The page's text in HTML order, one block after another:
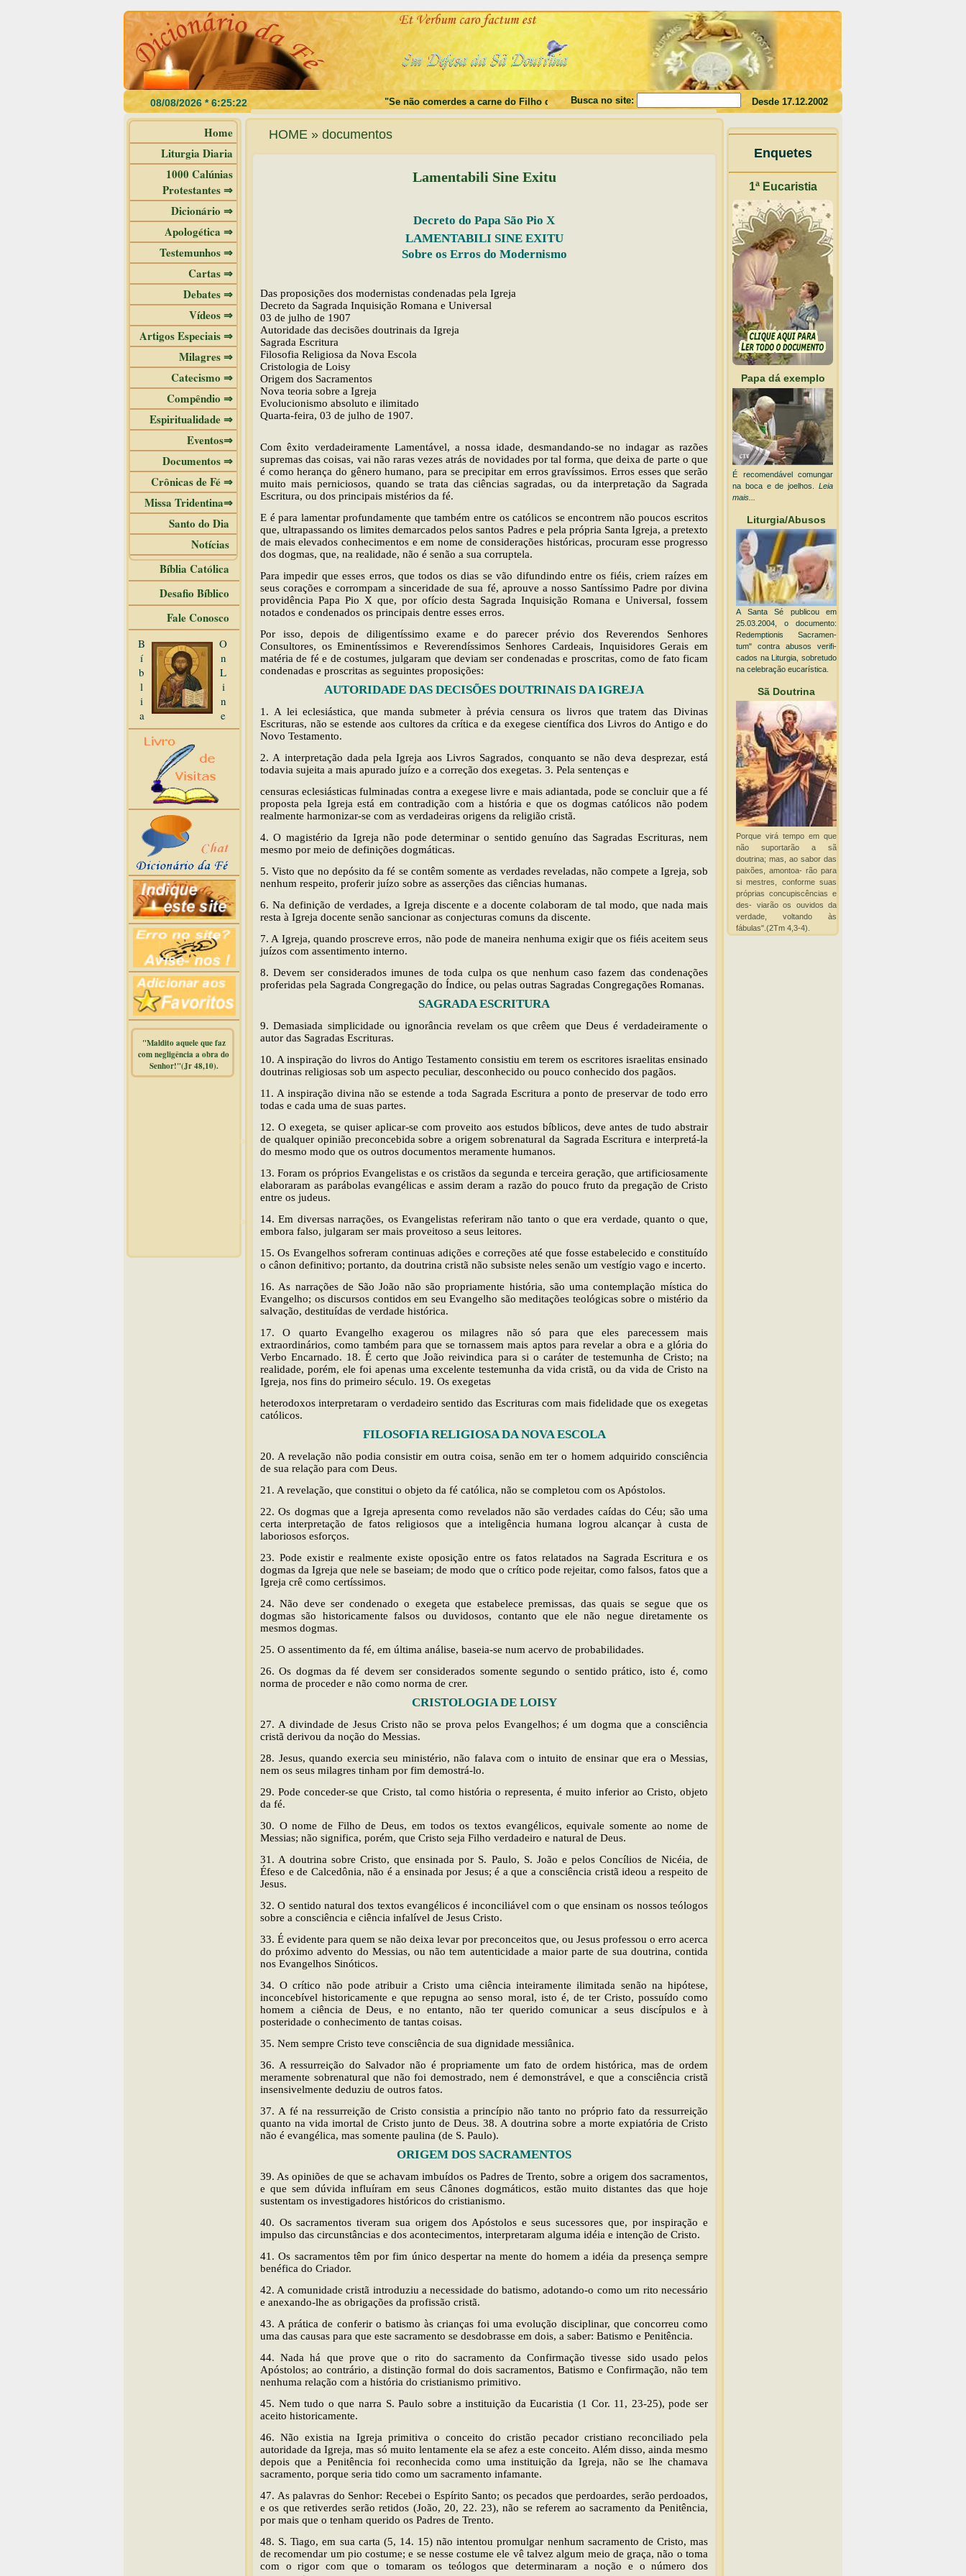
"Se não comerdes a carne do Filho do Homem, e não beberdes o seu sangue, não tereis a vida em vós"(Jo 6,53)
Busca no site: Desde 17.12.2002
Home
Liturgia Diaria
1000 Calúnias
Protestantes ⇒
Dicionário ⇒
Apologética ⇒
Testemunhos ⇒
Cartas ⇒
Debates ⇒
Vídeos ⇒
Artigos Especiais ⇒
Milagres ⇒
Catecismo ⇒
Compêndio ⇒
Espiritualidade ⇒
Eventos⇒
Documentos ⇒
Crônicas de Fé ⇒
Missa Tridentina⇒
Santo do Dia
Notícias
Bíblia Católica
Desafio Bíblico
Fale Conosco
B
í
b
l
i
a
O
n
L
i
n
e
"Maldito aquele que faz
com negligência a obra do
Senhor!"(Jr 48,10).
/home/dicionar/public_html/online.php
/home/dicionar/public_html/online.php
HOME » documentos
Lamentabili Sine Exitu
Decreto do Papa São Pio X
LAMENTABILI SINE EXITU
Sobre os Erros do Modernismo
Das proposições dos modernistas condenadas pela Igreja
Decreto da Sagrada Inquisição Romana e Universal
03 de julho de 1907
Autoridade das decisões doutrinais da Igreja
Sagrada Escritura
Filosofia Religiosa da Nova Escola
Cristologia de Loisy
Origem dos Sacramentos
Nova teoria sobre a Igreja
Evolucionismo absoluto e ilimitado
Quarta-feira, 03 de julho de 1907.
Com êxito verdadeiramente Lamentável, a nossa idade, desmandando-se no indagar as razões
supremas das coisas, vai não raras vezes atrás de novidades por tal forma, que deixa de parte o que
é como herança do gênero humano, para se precipitar em erros gravíssimos. Erros esses que serão
muito mais perniciosos, quando se trata das ciências sagradas, ou da interpretação da Sagrada
Escritura, ou dos principais mistérios da fé.
E é para lamentar profundamente que também entre os católicos se encontrem não poucos escritos
que, ultrapassando os limites demarcados pelos santos Padres e pela própria Santa Igreja, a pretexto
de mais elevados conhecimentos e em nome de considerações históricas, procuram esse progresso
dos dogmas, que, na realidade, não é senão a sua corruptela.
Para impedir que esses erros, que todos os dias se vão difundindo entre os fiéis, criem raízes em
seus corações e corrompam a sinceridade de sua fé, aprouve a nosso Santíssimo Padre por divina
providência Papa Pio X que, por ofício desta Sagrada Inquisição Romana e Universal, fossem
notados e condenados os principais dentre esses erros.
Por isso, depois de diligentíssimo exame e do parecer prévio dos Reverendos Senhores
Consultores, os Eminentíssimos e Reverendíssimos Senhores Cardeais, Inquisidores Gerais em
matéria de fé e de costumes, julgaram que deviam ser condenadas e proscritas, como de fato ficam
condenadas e proscritas as seguintes proposições:
AUTORIDADE DAS DECISÕES DOUTRINAIS DA IGREJA
1. A lei eclesiástica, que manda submeter à prévia censura os livros que tratem das Divinas
Escrituras, não se estende aos cultores da crítica e da exegese científica dos Livros do Antigo e do
Novo Testamento.
2. A interpretação dada pela Igreja aos Livros Sagrados, conquanto se não deva desprezar, está
todavia sujeita a mais apurado juízo e a correção dos exegetas. 3. Pela sentenças e
censuras eclesiásticas fulminadas contra a exegese livre e mais adiantada, pode se concluir que a fé
proposta pela Igreja está em contradição com a história e que os dogmas católicos não podem
realmente harmonizar-se com as verdadeiras origens da religião cristã.
4. O magistério da Igreja não pode determinar o sentido genuíno das Sagradas Escrituras, nem
mesmo por meio de definições dogmáticas.
5. Visto que no depósito da fé se contêm somente as verdades reveladas, não compete a Igreja, sob
nenhum respeito, proferir juízo sobre as asserções das ciências humanas.
6. Na definição de verdades, a Igreja discente e a docente colaboram de tal modo, que nada mais
resta à Igreja docente senão sancionar as conjecturas comuns da discente.
7. A Igreja, quando proscreve erros, não pode de maneira nenhuma exigir que os fiéis aceitem seus
juízos com assentimento interno.
8. Devem ser considerados imunes de toda culpa os que nenhum caso fazem das condenações
proferidas pela Sagrada Congregação do Índice, ou pelas outras Sagradas Congregações Romanas.
SAGRADA ESCRITURA
9. Demasiada simplicidade ou ignorância revelam os que crêem que Deus é verdadeiramente o
autor das Sagradas Escrituras.
10. A inspiração do livros do Antigo Testamento consistiu em terem os escritores israelitas ensinado
doutrinas religiosas sob um aspecto peculiar, desconhecido ou pouco conhecido dos pagãos.
11. A inspiração divina não se estende a toda Sagrada Escritura a ponto de preservar de todo erro
todas e cada uma de suas partes.
12. O exegeta, se quiser aplicar-se com proveito aos estudos bíblicos, deve antes de tudo abstrair
de qualquer opinião preconcebida sobre a origem sobrenatural da Sagrada Escritura e interpretá-la
do mesmo modo que os outros documentos meramente humanos.
13. Foram os próprios Evangelistas e os cristãos da segunda e terceira geração, que artificiosamente
elaboraram as parábolas evangélicas e assim deram a razão do pouco fruto da pregação de Cristo
entre os judeus.
14. Em diversas narrações, os Evangelistas referiram não tanto o que era verdade, quanto o que,
embora falso, julgaram ser mais proveitoso a seus leitores.
15. Os Evangelhos sofreram continuas adições e correções até que fosse estabelecido e constituído
o cânon definitivo; portanto, da doutrina cristã não subsiste neles senão um vestígio vago e incerto.
16. As narrações de São João não são propriamente história, são uma contemplação mística do
Evangelho; os discursos contidos em seu Evangelho são meditações teológicas sobre o mistério da
salvação, destituídas de verdade histórica.
17. O quarto Evangelho exagerou os milagres não só para que eles parecessem mais
extraordinários, como também para que se tornassem mais aptos para revelar a obra e a glória do
Verbo Encarnado. 18. É certo que João reivindica para si o caráter de testemunha de Cristo; na
realidade, porém, ele foi apenas uma excelente testemunha da vida cristã, ou da vida de Cristo na
Igreja, nos fins do primeiro século. 19. Os exegetas
heterodoxos interpretaram o verdadeiro sentido das Escrituras com mais fidelidade que os exegetas
católicos.
FILOSOFIA RELIGIOSA DA NOVA ESCOLA
20. A revelação não podia consistir em outra coisa, senão em ter o homem adquirido consciência
de sua relação para com Deus.
21. A revelação, que constitui o objeto da fé católica, não se completou com os Apóstolos.
22. Os dogmas que a Igreja apresenta como revelados não são verdades caídas do Céu; são uma
certa interpretação de fatos religiosos que a inteligência humana logrou alcançar à custa de
laboriosos esforços.
23. Pode existir e realmente existe oposição entre os fatos relatados na Sagrada Escritura e os
dogmas da Igreja que nele se baseiam; de modo que o crítico pode rejeitar, como falsos, fatos que a
Igreja crê como certíssimos.
24. Não deve ser condenado o exegeta que estabelece premissas, das quais se segue que os
dogmas são historicamente falsos ou duvidosos, contanto que ele não negue diretamente os
mesmos dogmas.
25. O assentimento da fé, em última análise, baseia-se num acervo de probabilidades.
26. Os dogmas da fé devem ser considerados somente segundo o sentido prático, isto é, como
norma de proceder e não como norma de crer.
CRISTOLOGIA DE LOISY
27. A divindade de Jesus Cristo não se prova pelos Evangelhos; é um dogma que a consciência
cristã derivou da noção do Messias.
28. Jesus, quando exercia seu ministério, não falava com o intuito de ensinar que era o Messias,
nem os seus milagres tinham por fim demostrá-lo.
29. Pode conceder-se que Cristo, tal como história o representa, é muito inferior ao Cristo, objeto
da fé.
30. O nome de Filho de Deus, em todos os textos evangélicos, equivale somente ao nome de
Messias; não significa, porém, que Cristo seja Filho verdadeiro e natural de Deus.
31. A doutrina sobre Cristo, que ensinada por S. Paulo, S. João e pelos Concílios de Nicéia, de
Éfeso e de Calcedônia, não é a ensinada por Jesus; é a que a consciência cristã ideou a respeito de
Jesus.
32. O sentido natural dos textos evangélicos é inconciliável com o que ensinam os nossos teólogos
sobre a consciência e ciência infalível de Jesus Cristo.
33. É evidente para quem se não deixa levar por preconceitos que, ou Jesus professou o erro acerca
do próximo advento do Messias, ou não tem autenticidade a maior parte de sua doutrina, contida
nos Evangelhos Sinóticos.
34. O crítico não pode atribuir a Cristo uma ciência inteiramente ilimitada senão na hipótese,
inconcebível historicamente e que repugna ao senso moral, isto é, de ter Cristo, possuído como
homem a ciência de Deus, e no entanto, não ter querido comunicar a seus discípulos e à
posteridade o conhecimento de tantas coisas.
35. Nem sempre Cristo teve consciência de sua dignidade messiânica.
36. A ressurreição do Salvador não é propriamente um fato de ordem histórica, mas de ordem
meramente sobrenatural que não foi demostrado, nem é demonstrável, e que a consciência cristã
insensivelmente deduziu de outros fatos.
37. A fé na ressurreição de Cristo consistia a princípio não tanto no próprio fato da ressurreição
quanto na vida imortal de Cristo junto de Deus. 38. A doutrina sobre a morte expiatória de Cristo
não é evangélica, mas somente paulina (de S. Paulo).
ORIGEM DOS SACRAMENTOS
39. As opiniões de que se achavam imbuídos os Padres de Trento, sobre a origem dos sacramentos,
e que sem dúvida influíram em seus Cânones dogmáticos, estão muito distantes das que hoje
sustentam os investigadores históricos do cristianismo.
40. Os sacramentos tiveram sua origem dos Apóstolos e seus sucessores que, por inspiração e
impulso das circunstâncias e dos acontecimentos, interpretaram alguma idéia e intenção de Cristo.
41. Os sacramentos têm por fim único despertar na mente do homem a idéia da presença sempre
benéfica do Criador.
42. A comunidade cristã introduziu a necessidade do batismo, adotando-o como um rito necessário
e anexando-lhe as obrigações da profissão cristã.
43. A prática de conferir o batismo às crianças foi uma evolução disciplinar, que concorreu como
uma das causas para que este sacramento se desdobrasse em dois, a saber: Batismo e Penitência.
44. Nada há que prove que o rito do sacramento da Confirmação tivesse sido usado pelos
Apóstolos; ao contrário, a distinção formal do dois sacramentos, Batismo e Confirmação, não tem
nenhuma relação com a história do cristianismo primitivo.
45. Nem tudo o que narra S. Paulo sobre a instituição da Eucaristia (1 Cor. 11, 23-25), pode ser
aceito historicamente.
46. Não existia na Igreja primitiva o conceito do cristão pecador cristiano reconciliado pela
autoridade da Igreja, mas só muito lentamente ela se afez a este conceito. Além disso, ainda mesmo
depois que a Penitência foi reconhecida como uma instituição da Igreja, não se lhe chamava
sacramento, porque seria tido como um sacramento infamante.
47. As palavras do Senhor: Recebei o Espírito Santo; os pecados que perdoardes, serão perdoados,
e os que retiverdes serão retidos (João, 20, 22. 23), não se referem ao sacramento da Penitência,
por mais que o tenham querido os Padres de Trento.
48. S. Tiago, em sua carta (5, 14. 15) não intentou promulgar nenhum sacramento de Cristo, mas
de recomendar um pio costume; e se nesse costume ele vê talvez algum meio de graça, não o toma
com o rigor com que o tomaram os teólogos que determinaram a noção e o número dos
Enquetes
1ª Eucaristia
Papa dá exemplo
É recomendável comungar
na boca e de joelhos. Leia
mais...
Liturgia/Abusos
A Santa Sé publicou em
25.03.2004, o documento:
Redemptionis Sacramen-
tum" contra abusos verifi-
cados na Liturgia, sobretudo
na celebração eucarística.
Sã Doutrina
Porque virá tempo em que
não suportarão a sã
doutrina; mas, ao sabor das
paixões, amontoa- rão para
si mestres, conforme suas
próprias concupiscências e
des- viarão os ouvidos da
verdade, voltando às
fábulas".(2Tm 4,3-4).